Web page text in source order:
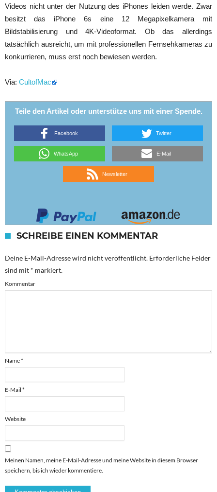
Videos nicht unter der Nutzung des iPhones leiden werde. Zwar
besitzt das iPhone 6s eine 12 Megapixelkamera mit
Bildstabilisierung und 4K-Videoformat. Ob das allerdings
tatsächlich ausreicht, um mit professionellen Fernsehkameras zu
konkurrieren, muss erst noch bewiesen werden.
Via: CultofMac
Teile den Artikel oder unterstütze uns mit einer Spende.
Facebook Twitter
WhatsApp E-Mail
Newsletter
SCHREIBE EINEN KOMMENTAR
Deine E-Mail-Adresse wird nicht veröffentlicht. Erforderliche Felder
sind mit * markiert.
Kommentar
Name*
E-Mail *
Website
Meinen Namen, meine E-Mail-Adresse und meine Website in diesem Browser
speichern, bis ich wieder kommentiere.